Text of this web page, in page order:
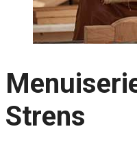
Strens